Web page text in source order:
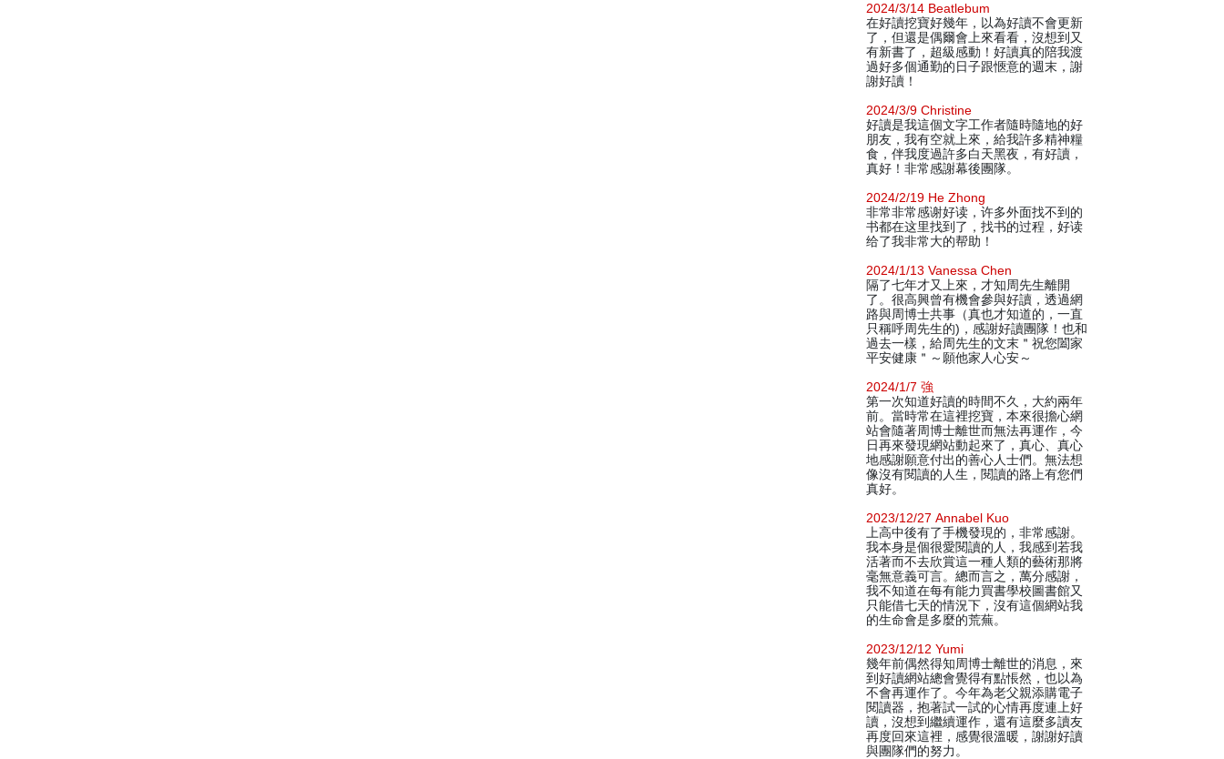
2024/3/14 Beatlebum
在好讀挖寶好幾年，以為好讀不會更新
了，但還是偶爾會上來看看，沒想到又
有新書了，超級感動！好讀真的陪我渡
過好多個通勤的日子跟愜意的週末，謝
謝好讀！
2024/3/9 Christine
好讀是我這個文字工作者隨時隨地的好
朋友，我有空就上來，給我許多精神糧
食，伴我度過許多白天黑夜，有好讀，
真好！非常感謝幕後團隊。
2024/2/19 He Zhong
非常非常感谢好读，许多外面找不到的
书都在这里找到了，找书的过程，好读
给了我非常大的帮助！
2024/1/13 Vanessa Chen
隔了七年才又上來，才知周先生離開
了。很高興曾有機會參與好讀，透過網
路與周博士共事（真也才知道的，一直
只稱呼周先生的)，感謝好讀團隊！也和
過去一樣，給周先生的文末＂祝您闔家
平安健康＂～願他家人心安～
2024/1/7 強
第一次知道好讀的時間不久，大約兩年
前。當時常在這裡挖寶，本來很擔心網
站會隨著周博士離世而無法再運作，今
日再來發現網站動起來了，真心、真心
地感謝願意付出的善心人士們。無法想
像沒有閱讀的人生，閱讀的路上有您們
真好。
2023/12/27 Annabel Kuo
上高中後有了手機發現的，非常感謝。
我本身是個很愛閱讀的人，我感到若我
活著而不去欣賞這一種人類的藝術那將
毫無意義可言。總而言之，萬分感謝，
我不知道在每有能力買書學校圖書館又
只能借七天的情況下，沒有這個網站我
的生命會是多麼的荒蕪。
2023/12/12 Yumi
幾年前偶然得知周博士離世的消息，來
到好讀網站總會覺得有點悵然，也以為
不會再運作了。今年為老父親添購電子
閱讀器，抱著試一試的心情再度連上好
讀，沒想到繼續運作，還有這麼多讀友
再度回來這裡，感覺很溫暖，謝謝好讀
與團隊們的努力。